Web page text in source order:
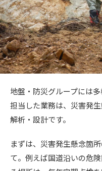
地盤・防災グループには
担当した業務は、災害発
解析・設計です。
まずは、災害発生懸念箇
て。例えば国道沿いの危